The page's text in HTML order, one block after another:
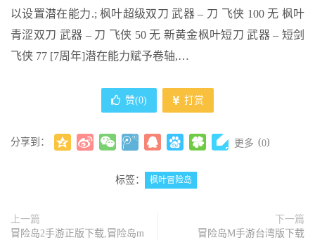
以设置潜在能力.; 枫叶超级双刀 武器 – 刀 飞侠 100 无 枫叶
青涩双刀 武器 – 刀 飞侠 50 无 新黄金枫叶短刀 武器 – 短剑
飞侠 77 [7周年]潜在能力赋予卷轴,…
赞(0) 打赏
分享到： 更多 (0)
标签： 枫叶冒险岛
上一篇
冒险岛2手游正版下载,冒险岛m
下一篇
冒险岛M手游台湾版下载